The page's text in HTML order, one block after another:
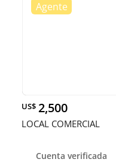
US$ 2,500
LOCAL COMERCIAL
Cuenta verificada